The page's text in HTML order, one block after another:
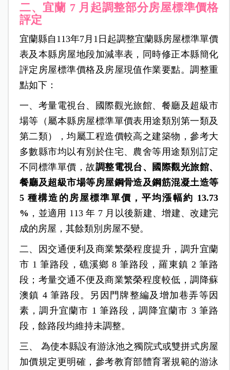
二、宜蘭 7 月起調整部分房屋標準價格
評定
宜蘭縣自113年7月1日起調整宜蘭縣房屋標準單價
表及本縣房屋地段加減率表，同時修正本縣簡化
評定房屋標準價格及房屋現值作業要點。調整重
點如下：
一、考量電視台、國際觀光旅館、餐廳及超級市
場等（屬本縣房屋標準單價表用途類別第一類及
第二類），均屬工程造價較高之建築物，參考大
多數縣市均以有別於住宅、農舍等用途類別訂定
不同標準單價，故調整電視台、國際觀光旅館、
餐廳及超級市場等房屋鋼骨造及鋼筋混凝土造等
5 種構造的房屋標準單價，平均漲幅約 13.73
% ，並適用 113 年 7 月以後新建、增建、改建完
成的房屋，其餘類別房屋不變。
二、因交通便利及商業繁榮程度提升，調升宜蘭
市 1 筆路段，礁溪鄉 8 筆路段，羅東鎮 2 筆路
段；考量交通不便及商業繁榮程度較低，調降蘇
澳鎮 4 筆路段。另因門牌整編及增加巷弄等因
素，調升宜蘭市 1 筆路段，調降宜蘭市 3 筆路
段，餘路段均維持未調整。
三、 為使本縣設有游泳池之獨院式或雙拼式房屋
加價規定更明確，參考教育部體育署規範的游泳